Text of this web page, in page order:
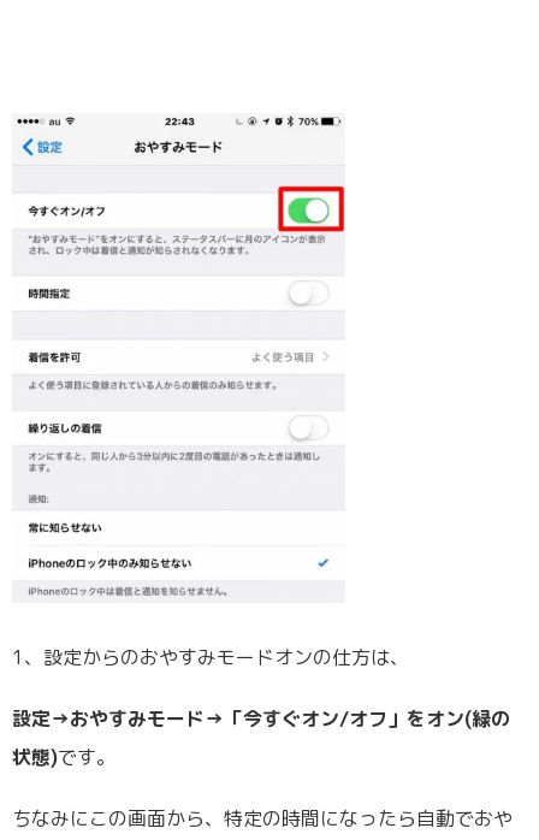
1、設定からのおやすみモードオンの仕方は、
設定→おやすみモード→「今すぐオン/オフ」をオン(緑の
状態)です。
ちなみにこの画面から、特定の時間になったら自動でおや